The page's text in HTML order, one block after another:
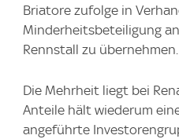
Briatore zufolge in
Minderheitsbeteiligung
Rennstall zu übernehmen.
Die Mehrheit liegt bei
Anteile hält wiederum
angeführte